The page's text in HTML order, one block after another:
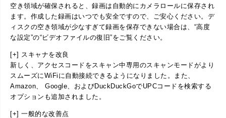
空き領域が確保されると、録画は自動的にカメラロールに保存され
ます。作成した録画はいつでも安全ですので、ご安心ください。デ
ィスクの空き領域が少なすぎて録画を保存できない場合は、“高度
な設定”の“ビデオファイルの復旧”をご覧ください。
[+] スキャナを改良
新しく、アクセスコードをスキャン中専用のスキャンモードがより
スムーズにWiFiに自動接続できるようになりました。また、
Amazon、 Google、およびDuckDuckGoでUPCコードを検索する
オプションも追加されました。
[+] 一般的な改善点